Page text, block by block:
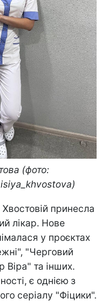
(фото:
принесла
лікар. Нове
у проєктах
"Черговий
Віра" та інших.
є однією з
серіалу "Фіцики".